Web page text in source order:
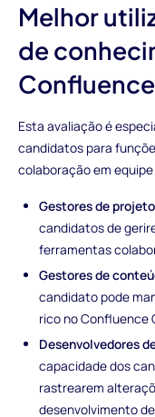
Melhor
de
Esta avaliação é
candidatos para
colaboração em
Gestores de
candidatos de
ferramentas
Gestores de
candidato pode
rico no Confluence
Desenvolvedores
capacidade dos
rastrearem
desenvolvimento